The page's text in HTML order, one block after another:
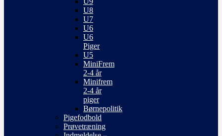
U8
U7
U6
U6
Piger
U5
MiniFrem
2-4 år
Minifrem
2-4 år
piger
Børnepolitik
Pigefodbold
Prøvetræning